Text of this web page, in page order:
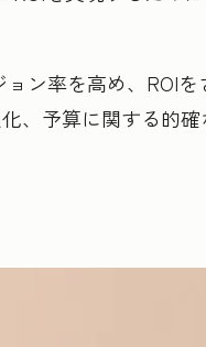
ン率を高め、ROIを
、予算に関する的